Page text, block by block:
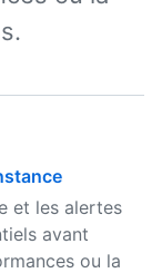
et les alertes
avant
ou la